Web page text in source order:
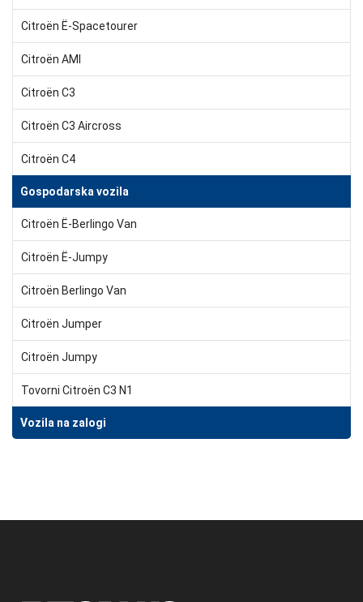
Citroën Ë-Spacetourer
Citroën AMI
Citroën C3
Citroën C3 Aircross
Citroën C4
Gospodarska vozila
Citroën Ë-Berlingo Van
Citroën Ë-Jumpy
Citroën Berlingo Van
Citroën Jumper
Citroën Jumpy
Tovorni Citroën C3 N1
Vozila na zalogi